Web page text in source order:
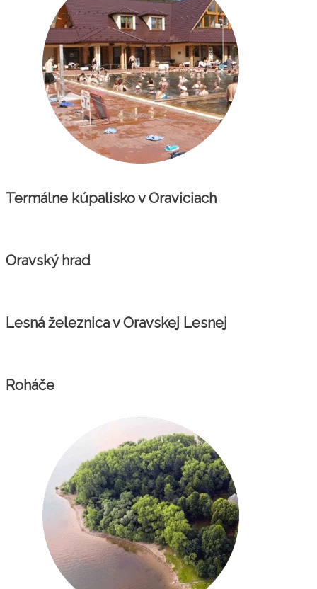
Termálne kúpalisko v Oraviciach
Oravský hrad
Lesná železnica v Oravskej Lesnej
Roháče